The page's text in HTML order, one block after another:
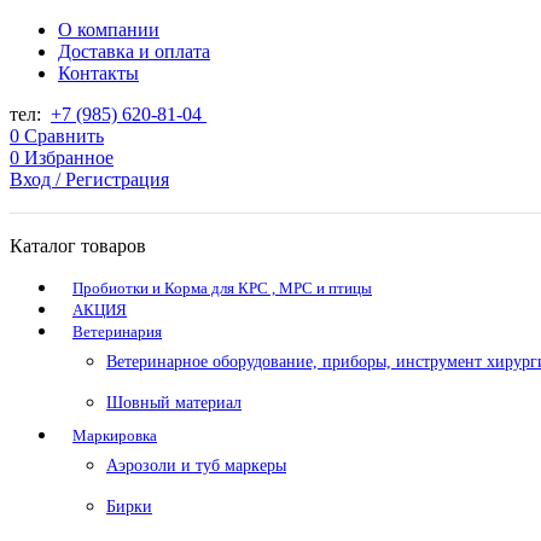
О компании
Доставка и оплата
Контакты
тел: +7 (985) 620-81-04
0 Сравнить
0 Избранное
Вход / Регистрация
Каталог товаров
Пробиотки и Корма для КРС , МРС и птицы
АКЦИЯ
Ветеринария
Ветеринарное оборудование, приборы, инструмент
Шовный материал
Маркировка
Аэрозоли и туб маркеры
Бирки